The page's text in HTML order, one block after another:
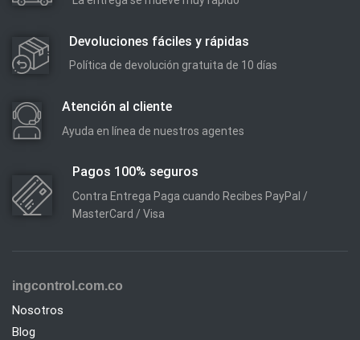
Devoluciones fáciles y rápidas
Política de devolución gratuita de 10 días
Atención al cliente
Ayuda en línea de nuestros agentes
Pagos 100% seguros
Contra Entrega Paga cuando Recibes PayPal /
MasterCard / Visa
ingcontrol.com.co
Nosotros
Blog